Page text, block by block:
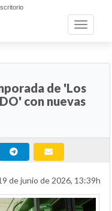
Toggle
de 'Los
con nuevas
de junio de 2026, 13:39h